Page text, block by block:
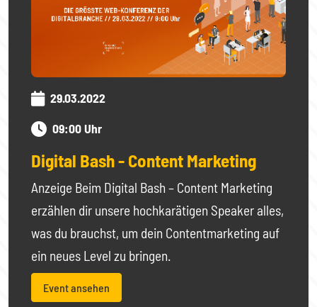
29.03.2022
09:00 Uhr
Digital Bash - Content Marketing
Anzeige Beim Digital Bash – Content Marketing
erzählen dir unsere hochkarätigen Speaker alles,
was du brauchst, um dein Contentmarketing auf
ein neues Level zu bringen.
Event ansehen